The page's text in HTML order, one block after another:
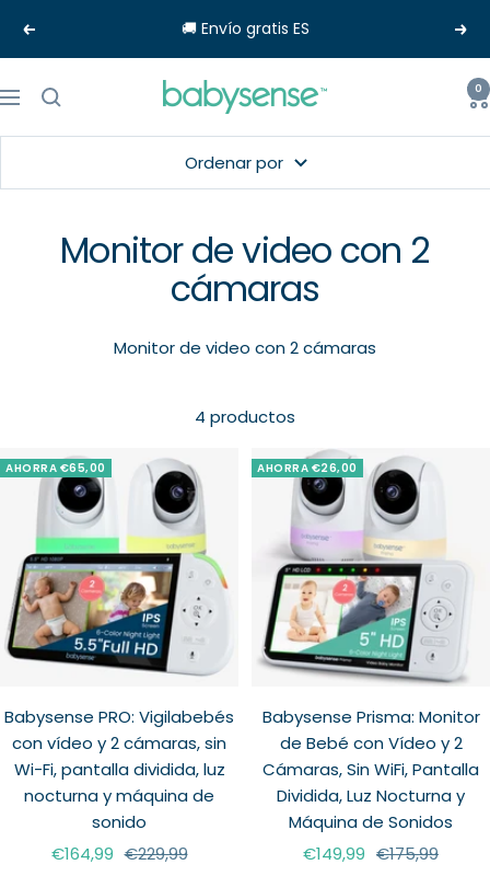
Anterior 🚚 Envío gratis ES
Navigación
Babysense-
0
Ordenar por
Monitor de video con 2
cámaras
Monitor de video con 2 cámaras
4 productos
AHORRA €65,00
Babysense PRO: Vigilabebés
con vídeo y 2 cámaras, sin
Wi-Fi, pantalla dividida, luz
nocturna y máquina de
sonido
Precio
€164,99 Precio
€229,99
AHORRA €26,00
Babysense Prisma: Monitor
de Bebé con Vídeo y 2
Cámaras, Sin WiFi, Pantalla
Dividida, Luz Nocturna y
Máquina de Sonidos
Precio
€149,99 Precio
€175,99